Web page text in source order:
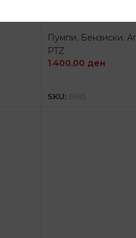
Пумпи, Бензиски,
PTZ
1.400,00 ден
SKU: 6165